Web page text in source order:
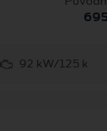
92 kW/125 k